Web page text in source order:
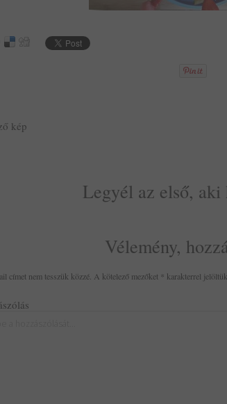
kép
Legyél az első, aki
Vélemény,
címet nem tesszük közzé. A kötelező mezőket * karakterrel jelöltük